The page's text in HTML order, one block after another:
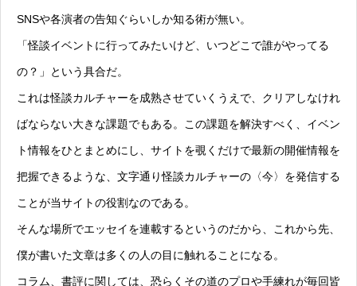
SNSや各演者の告知ぐらいしか知る術が無い。
「怪談イベントに行ってみたいけど、いつどこで誰がやってる
の？」という具合だ。
これは怪談カルチャーを成熟させていくうえで、クリアしなけれ
ばならない大きな課題でもある。この課題を解決すべく、イベン
ト情報をひとまとめにし、サイトを覗くだけで最新の開催情報を
把握できるような、文字通り怪談カルチャーの〈今〉を発信する
ことが当サイトの役割なのである。
そんな場所でエッセイを連載するというのだから、これから先、
僕が書いた文章は多くの人の目に触れることになる。
コラム、書評に関しては、恐らくその道のプロや手練れが毎回皆